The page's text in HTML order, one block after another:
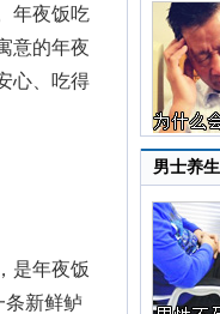
年夜饭吃
意的年夜
心、吃得
是年夜饭
条新鲜鲈
男士养生